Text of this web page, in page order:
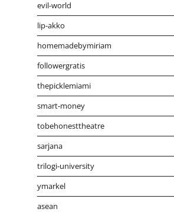
evil-world
lip-akko
homemadebymiriam
followergratis
thepicklemiami
smart-money
tobehonesttheatre
sarjana
trilogi-university
ymarkel
asean